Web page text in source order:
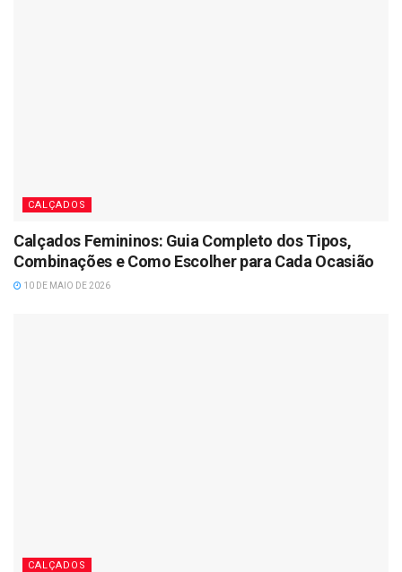
CALÇADOS
Calçados Femininos: Guia Completo dos Tipos,
Combinações e Como Escolher para Cada Ocasião
10 DE MAIO DE 2026
CALÇADOS